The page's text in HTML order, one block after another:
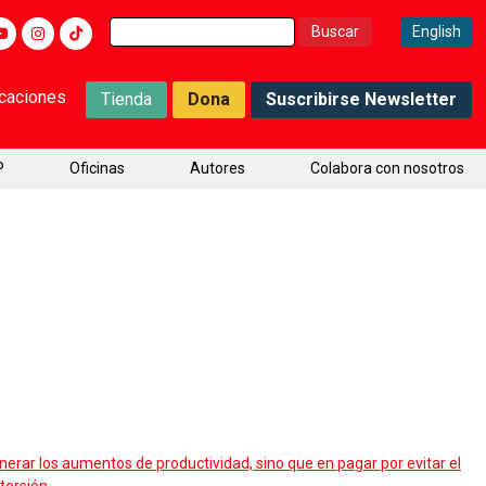
Buscar: English
Tienda Dona Suscribirse Newsletter
Oficinas Autores Colabora con nosotros
los aumentos de productividad, sino que en pagar por evitar el